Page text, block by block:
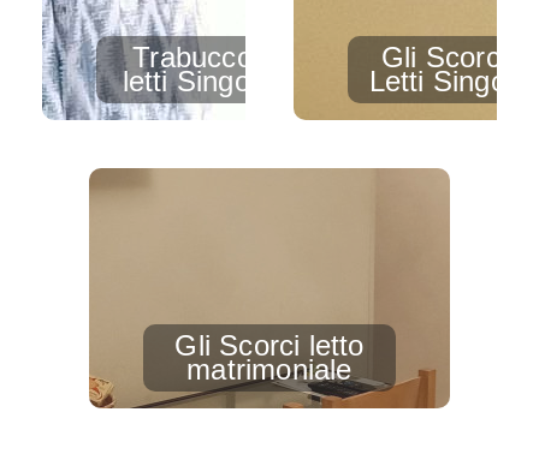
Trabucco
letti Singoli
Gli Scorci
Letti Singoli
Gli Scorci letto
matrimoniale